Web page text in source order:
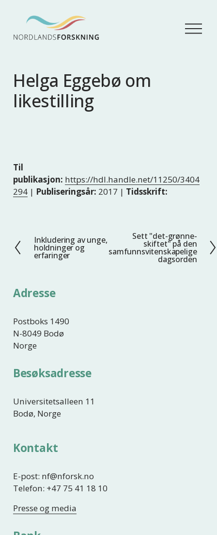
Å
p
Helga Eggebø om
likestilling
Til
publikasjon: https://hdl.handle.net/11250/3404
294| Publiseringsår: 2017 | Tidsskrift:
F
o
i
Inkludering av unge,
holdninger og
erfaringer
e
Sett "det-grønne-
skiftet" på den
samfunnsvitenskapelige
dagsorden
Adresse
Postboks 1490
N-8049 Bodø
Norge
Besøksadresse
Universitetsalleen 11
Bodø, Norge
Kontakt
E-post: nf@nforsk.no
Telefon: +47 75 41 18 10
Presse og media